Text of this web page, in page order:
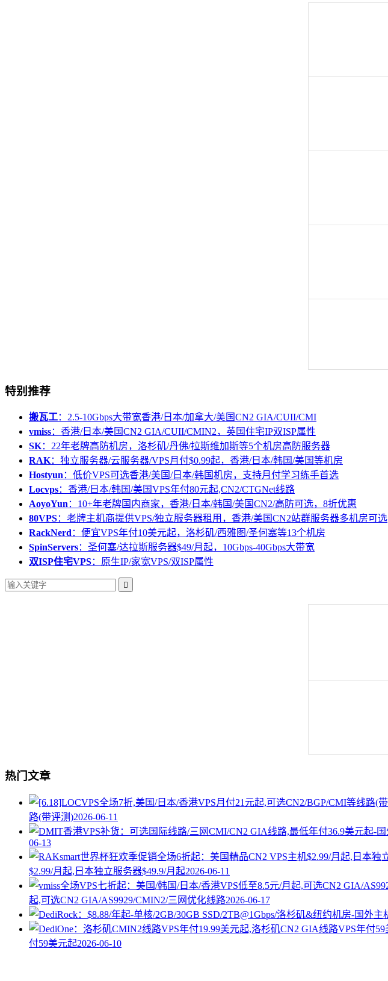
特别推荐
搬瓦工：2.5-10Gbps大带宽香港/日本/加拿大/美国CN2 GIA/CUII/CMI
vmiss：香港/日本/美国CN2 GIA/CUII/CMIN2，英国住宅IP双ISP属性
SK：22年老牌高防机房，洛杉矶/丹佛/拉斯维加斯等5个机房高防服务器
RAK：独立服务器/云服务器/VPS月付$0.99起，香港/日本/韩国/美国等机房
Hostyun ：低价VPS可选香港/美国/日本/韩国机房，支持月付学习练手首选
Locvps：香港/日本/韩国/美国VPS年付80元起,CN2/CTGNet线路
AoyoYun ：10+年老牌国内商家，香港/日本/韩国/美国CN2/高防可选，8折优惠
80VPS：老牌主机商提供VPS/独立服务器租用，香港/美国CN2站群服务器多机房可选
RackNerd ：便宜VPS年付10美元起，洛杉矶/西雅图/圣何塞等13个机房
SpinServers：圣何塞/达拉斯服务器$49/月起，10Gbps-40Gbps大带宽
双ISP住宅VPS：原生IP/家宽VPS/双ISP属性

热门文章
路(带评测)2026-06-11
06-13
$2.99/月起,日本独立服务器$49.9/月起2026-06-11
起,可选CN2 GIA/AS9929/CMIN2/三网优化线路2026-06-17
付59美元起2026-06-10